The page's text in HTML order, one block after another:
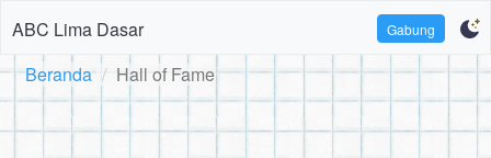
ABC Lima Dasar Gabung
Beranda Hall of Fame